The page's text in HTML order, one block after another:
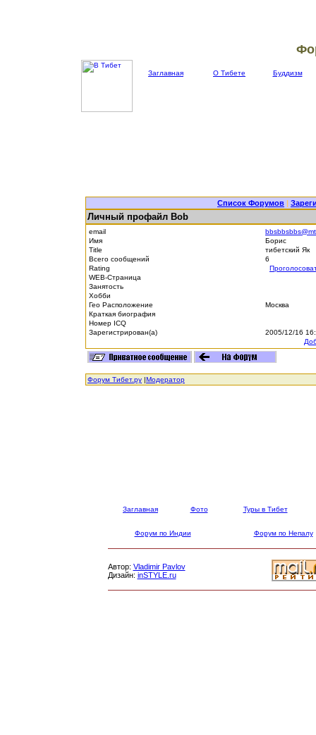
Заглавная О Тибете Буддизм
Список Форумов |
Личный профайл Bob
email
Имя
Борис
Title
тибетский Як
Всего сообщений
6
Rating
WEB-Страница
Занятость
Хобби
Гео Расположение
Москва
Краткая биография
Номер ICQ
Зарегистрирован(а)
2005/12/16
Форум Тибет.ру |Модератор
Заглавная Фото Туры в Тибет
Форум по Индии Форум по Непалу
Автор: Vladimir Pavlov
Дизайн: inSTYLE.ru